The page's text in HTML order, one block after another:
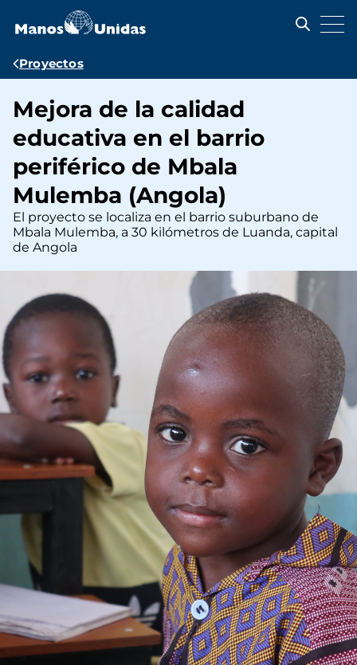
contenido
Ruta
navegación
Proyectos
Mejora de la calidad
educativa en el barrio
periférico de Mbala
Mulemba (Angola)
El proyecto se localiza en el barrio suburbano de
Mbala Mulemba, a 30 kilómetros de Luanda, capital
de Angola